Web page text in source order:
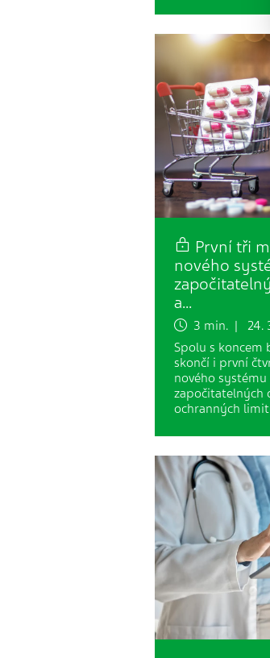
První tři
nového
a…
3 min. | 24.
Spolu s koncem
skončí i první
nového systému
započitatelných
ochranných